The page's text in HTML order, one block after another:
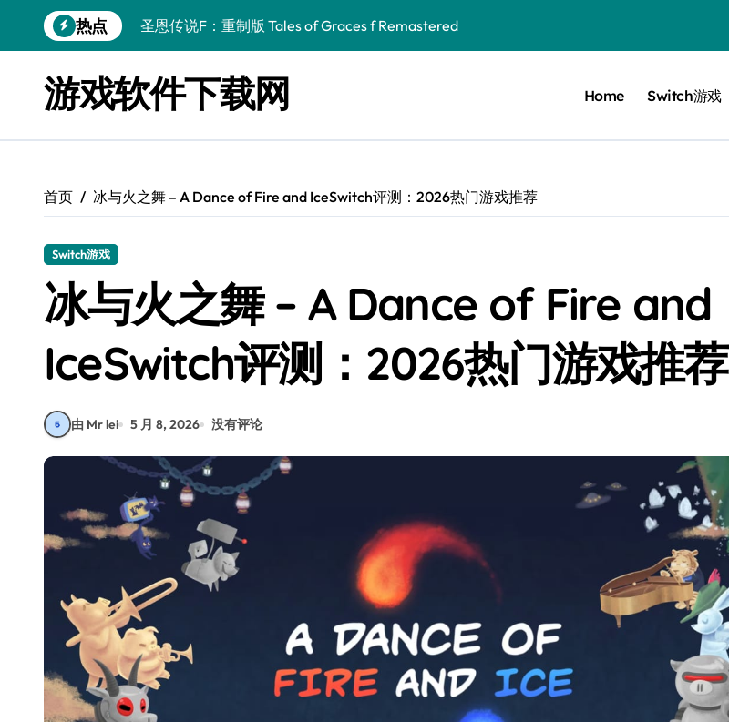
到
热点
圣恩传说F：重制版 Tales of Graces f Remastered
终焉之玛格诺利亚：雾中之花 ENDER MAGNOLIA Bloom in the mist
休闲运动系列：网球 Casual Sport Series Tennis
星球大战前传1：绝地力量之战 Star Wars Episode I Jedi Power Battles
阿瑞亚之旅 Worlds of Aria
阿喀琉斯：传说未竟之谜 Achilles Legends Untold
小镇惊魂：重制版合集 DreadOut Remastered Collection
游戏软件下载网 Home Switch游戏
首页 冰与火之舞 – A Dance of Fire and IceSwitch评测：2026热门游戏推荐
Switch游戏
冰与火之舞 – A Dance of Fire and
IceSwitch评测：2026热门游戏推荐
由 Mr lei 5 月 8, 2026 没有评论